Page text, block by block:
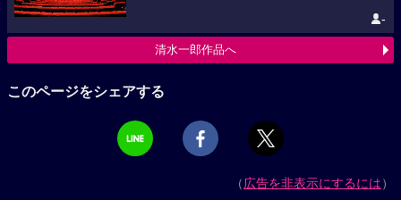
-
清水一郎作品へ
このページをシェアする
（広告を非表示にするには）